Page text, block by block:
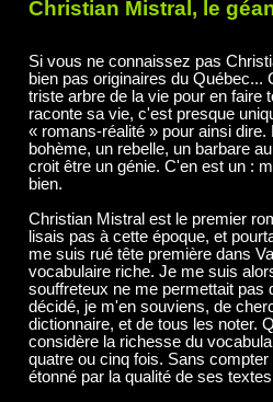
Christian Mistral, le
Si vous ne connaissez pas
bien pas originaires du
triste arbre de la vie pour en faire
raconte sa vie, c'est presque
« romans-réalité » pour ainsi
bohème, un rebelle, un barbare
croit être un génie. C'en est un :
bien.
Christian Mistral est le premier
lisais pas à cette époque, et
me suis rué tête première dans
vocabulaire riche. Je me suis
souffreteux ne me permettait pas
décidé, je m'en souviens, de
dictionnaire, et de tous les noter.
considère la richesse du
quatre ou cinq fois. Sans
étonné par la qualité de ses